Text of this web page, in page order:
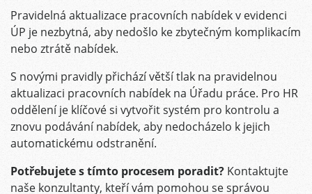
Pravidelná aktualizace pracovních nabídek v evidenci
ÚP je nezbytná, aby nedošlo ke zbytečným komplikacím
nebo ztrátě nabídek.
S novými pravidly přichází větší tlak na pravidelnou
aktualizaci pracovních nabídek na Úřadu práce. Pro HR
oddělení je klíčové si vytvořit systém pro kontrolu a
znovu podávání nabídek, aby nedocházelo k jejich
automatickému odstranění.
Potřebujete s tímto procesem poradit? Kontaktujte
naše konzultanty, kteří vám pomohou se správou